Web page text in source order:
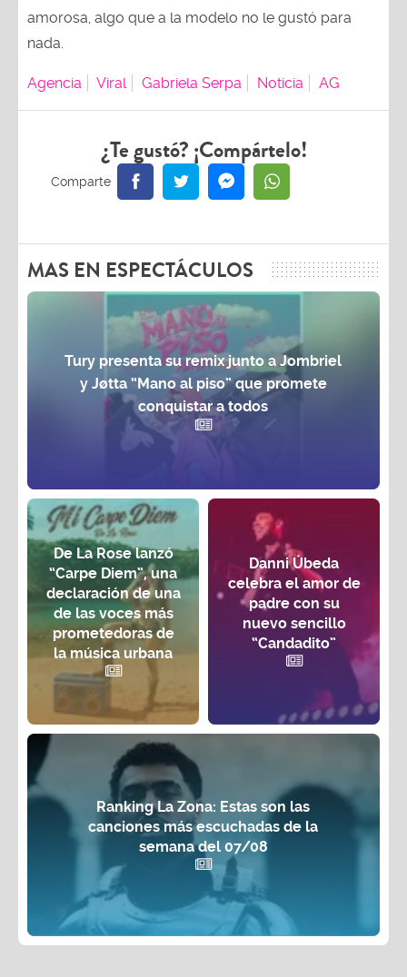
amorosa, algo que a la modelo no le gustó para
nada.
Agencia Viral Gabriela Serpa Noticia AG
¿Te gustó? ¡Compártelo!
MAS EN ESPECTÁCULOS
Tury presenta su remix junto a Jombriel
y Jøtta “Mano al piso” que promete
conquistar a todos
De La Rose lanzó
“Carpe Diem”, una
declaración de una
de las voces más
prometedoras de
la música urbana
Danni Úbeda
celebra el amor de
padre con su
nuevo sencillo
“Candadito”
Ranking La Zona: Estas son las
canciones más escuchadas de la
semana del 07/08